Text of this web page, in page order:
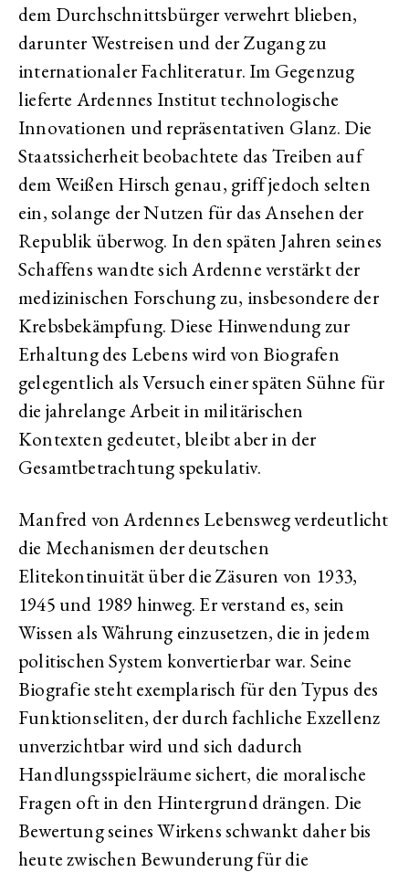
dem Durchschnittsbürger verwehrt blieben,
darunter Westreisen und der Zugang zu
internationaler Fachliteratur. Im Gegenzug
lieferte Ardennes Institut technologische
Innovationen und repräsentativen Glanz. Die
Staatssicherheit beobachtete das Treiben auf
dem Weißen Hirsch genau, griff jedoch selten
ein, solange der Nutzen für das Ansehen der
Republik überwog. In den späten Jahren seines
Schaffens wandte sich Ardenne verstärkt der
medizinischen Forschung zu, insbesondere der
Krebsbekämpfung. Diese Hinwendung zur
Erhaltung des Lebens wird von Biografen
gelegentlich als Versuch einer späten Sühne für
die jahrelange Arbeit in militärischen
Kontexten gedeutet, bleibt aber in der
Gesamtbetrachtung spekulativ.
Manfred von Ardennes Lebensweg verdeutlicht
die Mechanismen der deutschen
Elitekontinuität über die Zäsuren von 1933,
1945 und 1989 hinweg. Er verstand es, sein
Wissen als Währung einzusetzen, die in jedem
politischen System konvertierbar war. Seine
Biografie steht exemplarisch für den Typus des
Funktionseliten, der durch fachliche Exzellenz
unverzichtbar wird und sich dadurch
Handlungsspielräume sichert, die moralische
Fragen oft in den Hintergrund drängen. Die
Bewertung seines Wirkens schwankt daher bis
heute zwischen Bewunderung für die